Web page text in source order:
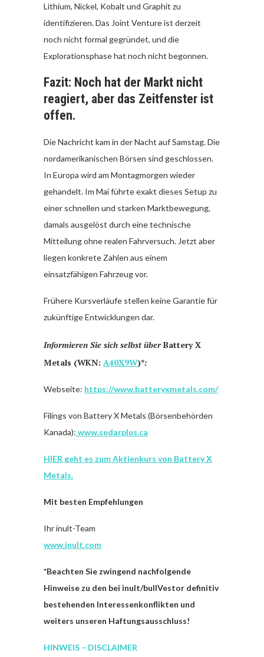
Lithium, Nickel, Kobalt und Graphit zu
identifizieren. Das Joint Venture ist derzeit
noch nicht formal gegründet, und die
Explorationsphase hat noch nicht begonnen.
Fazit: Noch hat der Markt nicht
reagiert, aber das Zeitfenster ist
offen.
Die Nachricht kam in der Nacht auf Samstag. Die
nordamerikanischen Börsen sind geschlossen.
In Europa wird am Montagmorgen wieder
gehandelt. Im Mai führte exakt dieses Setup zu
einer schnellen und starken Marktbewegung,
damals ausgelöst durch eine technische
Mitteilung ohne realen Fahrversuch. Jetzt aber
liegen konkrete Zahlen aus einem
einsatzfähigen Fahrzeug vor.
Frühere Kursverläufe stellen keine Garantie für
zukünftige Entwicklungen dar.
Informieren Sie sich selbst überBattery X
Metals (WKN: A40X9W)*:
Webseite: https://www.batteryxmetals.com/
Filings von Battery X Metals (Börsenbehörden
Kanada): www.sedarplus.ca
HIER geht es zum Aktienkurs von Battery X
Metals.
Mit besten Empfehlungen
Ihr inult-Team
www.inult.com
*Beachten Sie zwingend nachfolgende
Hinweise zu den bei inult/bullVestor definitiv
bestehenden Interessenkonflikten und
weiters unseren Haftungsausschluss!
HINWEIS – DISCLAIMER